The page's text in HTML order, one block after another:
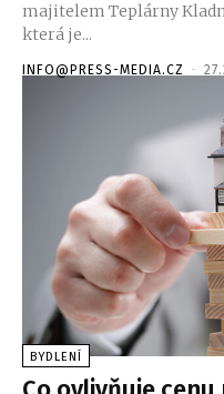
majitelem Teplárny
která je...
INFO@PRESS-MEDIA.CZ -
BYDLENÍ